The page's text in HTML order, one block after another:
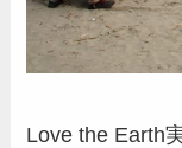
Love the Earth